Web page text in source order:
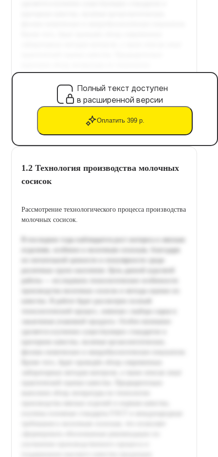
Полный текст доступен
в расширенной версии
Оплатить 399 р.
1.2 Технология производства молочных
сосисок
Рассмотрение технологического процесса производства
молочных сосисок.